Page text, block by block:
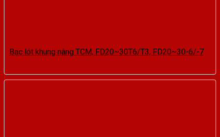
Bạc lót khung nâng TCM, FD20~30T6/T3, FD20~30-6/-7